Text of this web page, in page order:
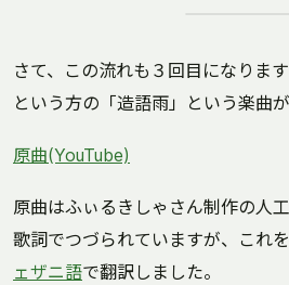
さて、この流れも３回目になりま
という方の「造語雨」という楽曲が
原曲(YouTube)
原曲はふぃるきしゃさん制作の人
歌詞でつづられていますが、これ
ェザニ語で翻訳しました。